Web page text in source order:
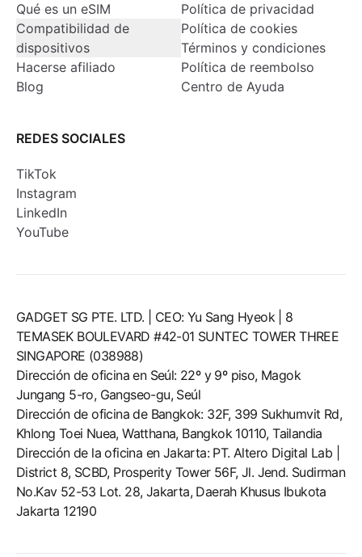
Qué es un eSIM
Compatibilidad de
dispositivos
Hacerse afiliado
Blog
Política de privacidad
Política de cookies
Términos y condiciones
Política de reembolso
Centro de Ayuda
REDES SOCIALES
TikTok
Instagram
LinkedIn
YouTube
GADGET SG PTE. LTD. | CEO: Yu Sang Hyeok | 8
TEMASEK BOULEVARD #42-01 SUNTEC TOWER THREE
SINGAPORE (038988)
Dirección de oficina en Seúl: 22º y 9º piso, Magok
Jungang 5-ro, Gangseo-gu, Seúl
Dirección de oficina de Bangkok: 32F, 399 Sukhumvit Rd,
Khlong Toei Nuea, Watthana, Bangkok 10110, Tailandia
Dirección de la oficina en Jakarta: PT. Altero Digital Lab |
District 8, SCBD, Prosperity Tower 56F, Jl. Jend. Sudirman
No.Kav 52-53 Lot. 28, Jakarta, Daerah Khusus Ibukota
Jakarta 12190